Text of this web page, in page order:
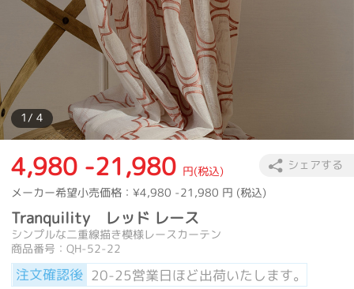
カーテン >デザインテイスト> エレガント>
カーテン >カラー>レッド> Tranquility レッド レース
カーテン
カーテンの種類>レースカーテン
カーテン
天然素材>Tranquility レッド レース
1/ 4
4,980 -21,980 円(税込)
メーカー希望小売価格：¥4,980 -21,980 円 (税込)
Tranquility レッド レース
シンプルな二重線描き模様レースカーテン
商品番号：QH-52-22
注文確認後 20-25営業日ほど出荷いたします。
シェアする